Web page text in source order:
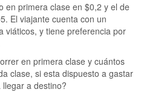
en primera clase en $0,2 y el de
El viajante cuenta con un
viáticos, y tiene preferencia por
en primera clase y cuántos
clase, si esta dispuesto a gastar
a destino?